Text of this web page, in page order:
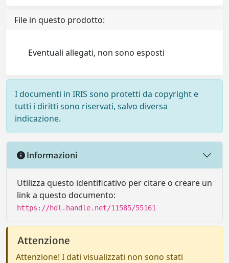
File in questo prodotto:
Eventuali allegati, non sono esposti
I documenti in IRIS sono protetti da copyright e
tutti i diritti sono riservati, salvo diversa
indicazione.
Informazioni
Utilizza questo identificativo per citare o creare un
link a questo documento:
https://hdl.handle.net/11585/55161
Attenzione
Attenzione! I dati visualizzati non sono stati